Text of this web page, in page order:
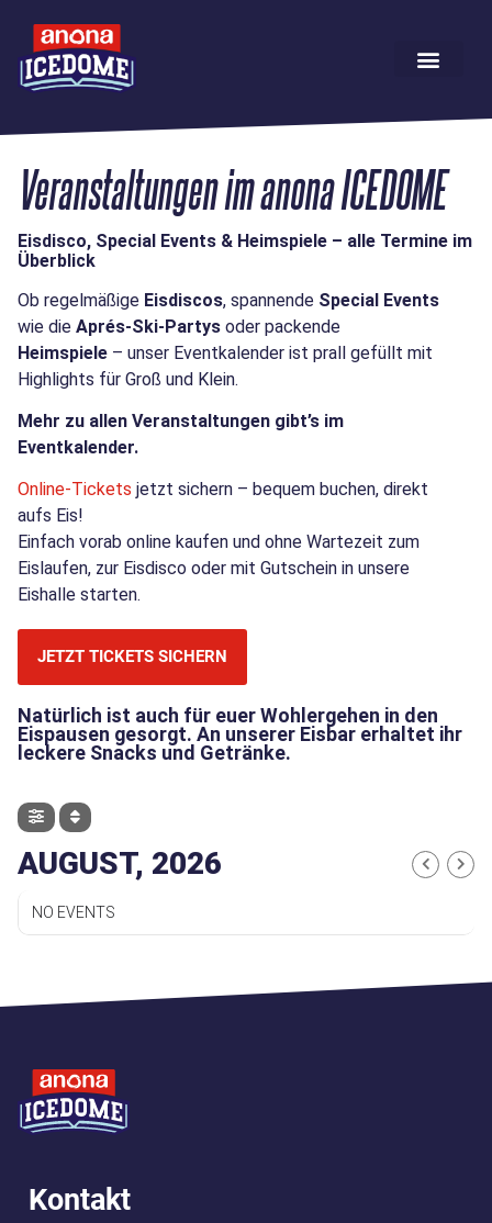
Veranstaltungen im anona ICEDOME
Eisdisco, Special Events & Heimspiele – alle Termine im
Überblick
Ob regelmäßige Eisdiscos, spannende Special Events
wie die Aprés-Ski-Partys oder packende
Heimspiele – unser Eventkalender ist prall gefüllt mit
Highlights für Groß und Klein.
Mehr zu allen Veranstaltungen gibt’s im
Eventkalender.
Online-Tickets jetzt sichern – bequem buchen, direkt
aufs Eis!
Einfach vorab online kaufen und ohne Wartezeit zum
Eislaufen, zur Eisdisco oder mit Gutschein in unsere
Eishalle starten.
JETZT TICKETS SICHERN
Natürlich ist auch für euer Wohlergehen in den
Eispausen gesorgt. An unserer Eisbar erhaltet ihr
leckere Snacks und Getränke.
AUGUST, 2026
NO EVENTS
Kontakt